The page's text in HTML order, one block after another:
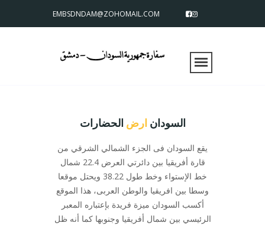
EMBSDNDAM@ZOHOMAIL.COM
السودان ارض الحضارات
يقع السودان فى الجزء الشمالي الشرقي من
قارة أفريقيا بين دائرتي العرض 22.4 شمال
خط الإستواء وخط طول 38.22 ويحتل موقعا
وسطا بين افريقيا والوطن العربى، هذا الموقع
أكسب السودان ميزة فريدة بإعتباره المعبر
الرئيسي بين شمال أفريقيا وجنوبها كما أنه ظل